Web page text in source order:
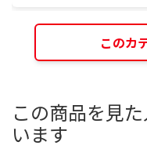
このカ
この商品を見
います